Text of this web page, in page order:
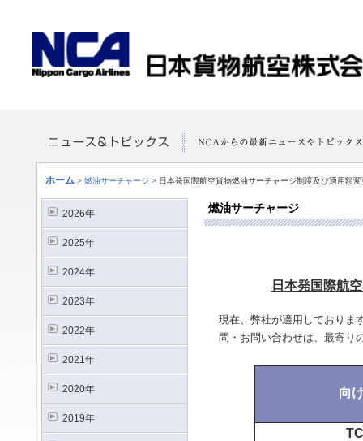
ホーム > 燃油サーチャージ > 日本発国際航空貨物燃油サーチャージ制度及び適用額
2026年
2025年
2024年
2023年
2022年
2021年
2020年
2019年
燃油サーチャージ
日本発国際航
現在、弊社が適用しておりま
問・お問い合わせは、最寄り
向